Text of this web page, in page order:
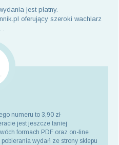
jest płatny.
oferujący szeroki wachlarz
.
numeru to 3,90 zł
jest jeszcze taniej
formach PDF oraz on-line
wydań ze strony sklepu